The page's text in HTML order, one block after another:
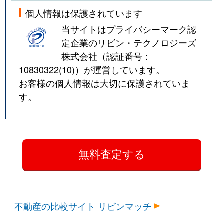
個人情報は保護されています
当サイトはプライバシーマーク認
定企業のリビン・テクノロジーズ
株式会社（認証番号：
10830322(10)）が運営しています。
お客様の個人情報は大切に保護されていま
す。
不動産の比較サイト リビンマッチ